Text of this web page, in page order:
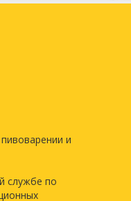
и
службе по